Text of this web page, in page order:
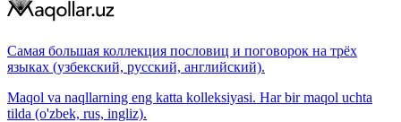
Самая большая коллекция пословиц и поговорок на трёх
языках (узбекский, русский, английский).
Maqol va naqllarning eng katta kolleksiyasi. Har bir maqol uchta
tilda (o'zbek, rus, ingliz).